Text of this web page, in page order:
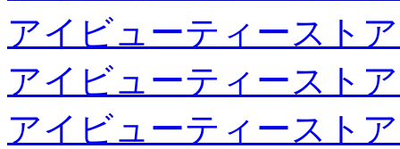
アイビューティースト
アイビューティースト
アイビューティースト